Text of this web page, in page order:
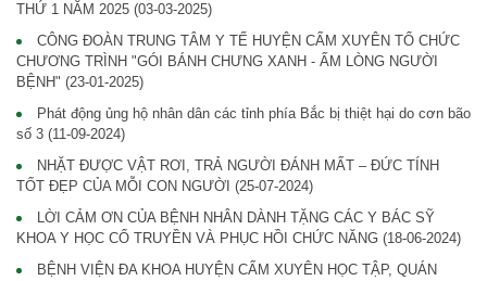
THỨ 1 NĂM 2025 (03-03-2025)
CÔNG ĐOÀN TRUNG TÂM Y TẾ HUYỆN CẨM XUYÊN TỔ CHỨC
CHƯƠNG TRÌNH "GÓI BÁNH CHƯNG XANH - ẤM LÒNG NGƯỜI
BỆNH" (23-01-2025)
Phát động ủng hộ nhân dân các tỉnh phía Bắc bị thiệt hại do cơn bão
số 3 (11-09-2024)
NHẶT ĐƯỢC VẬT RƠI, TRẢ NGƯỜI ĐÁNH MẤT – ĐỨC TÍNH
TỐT ĐẸP CỦA MỖI CON NGƯỜI (25-07-2024)
LỜI CẢM ƠN CỦA BỆNH NHÂN DÀNH TẶNG CÁC Y BÁC SỸ
KHOA Y HỌC CỔ TRUYỀN VÀ PHỤC HỒI CHỨC NĂNG (18-06-2024)
BỆNH VIỆN ĐA KHOA HUYỆN CẨM XUYÊN HỌC TẬP, QUÁN